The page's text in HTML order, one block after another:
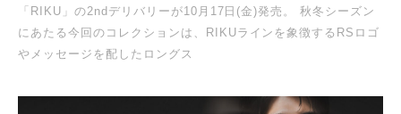
「RIKU」の2ndデリバリーが10⽉17⽇(⾦)発売。 秋冬シーズン
にあたる今回のコレクションは、RIKUラインを象徴するRSロゴ
やメッセージを配したロングス